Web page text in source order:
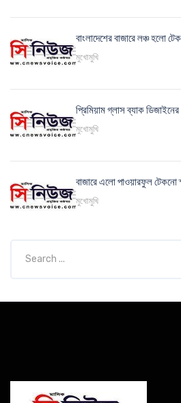
বাংলাদেশের বাজারে লঞ্চ হলো
মুখোমুখি
প্রিমিয়াম গ্লাস ব্যাক
মুখোমুখি
বাজারে এলো পাওয়ারফুল টেকনো
মুখোমুখি